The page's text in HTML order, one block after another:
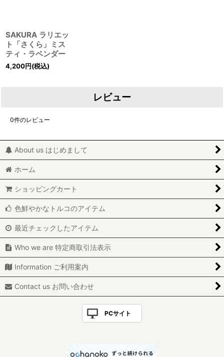
SAKURA ラリエッ
ト「さくら」ミス
ティ・ラベンダー
4,200円(税込)
レビュー
0件のレビュー
About us はじめまして
ホーム
ショッピングカート
色鮮やかなトルコのアイテム
最近チェックしたアイテム
Who we are 特定商取引法表示
Information ご利用案内
Contact us お問い合わせ
PCサイト